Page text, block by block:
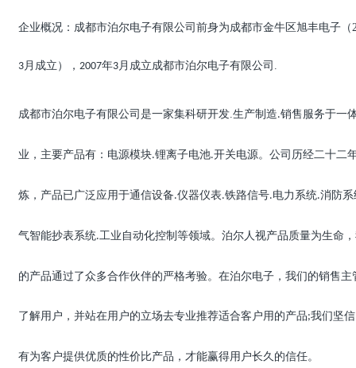
企业概况：成都市泊尔电子有限公司前身为成都市金牛区旭丰电子（
3月成立）， 2007年3月成立成都市泊尔电子有限公司.
成都市泊尔电子有限公司是一家集科研开发.生产制造.销售服务于一
业，主要产品有：电源模块.锂离子电池.开关电源。公司历经二十二
炼，产品已广泛应用于通信设备.仪器仪表.铁路信号.电力系统.消防系
气智能抄表系统.工业自动化控制等领域。泊尔人视产品质量为生命
的产品通过了众多合作伙伴的严格考验。在泊尔电子，我们的销售主
了解用户，并站在用户的立场去专业推荐适合客户用的产品;我们坚
有为客户提供优质的性价比产品，才能赢得用户长久的信任。